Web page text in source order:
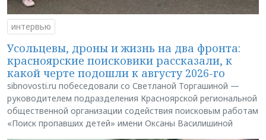
интервью
Усольцевы, дроны и жизнь на два фронта:
красноярские поисковики рассказали, к
какой черте подошли к августу 2026-го
sibnovosti.ru побеседовали со Светланой Торгашиной —
руководителем подразделения Красноярской региональной
общественной организации содействия поисковым работам
«Поиск пропавших детей» имени Оксаны Василишиной